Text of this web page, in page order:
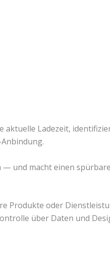
aktuelle Ladezeit,
und macht einen
Produkte oder
über Daten und